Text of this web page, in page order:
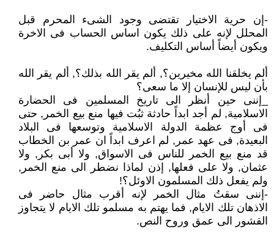
-إن حرية الاختيار تقتضى وجود الشىء المحرم قبل
المحلل لإنه على ذلك يكون اساس الحساب فى الاخرة
ويكون أيضاً أساس التكليف.
ألم يخلقنا الله مخيرين؟, ألم يقر الله بذلك؟, ألم يقر الله
بأن ليس للإنسان إلا ما سعى؟
_إننى حين أنظر الى تاريخ المسلمين فى الحضارة
الاسلامية, لم أجد ابداً حادثة ثبُت فيها منع بيع الخمر, حتى
فى أوج عظمة الدولة الاسلامية وتوسعها فى البلاد
البعيدة, فى عهد عمر, لم اعرف ابداً ان عمر بن الخطاب
قد منع بيع الخمر للناس فى الاسواق, ولا أبى بكر, ولا
عثمان, ولا على فعلها, إذن لماذا نضطر الى منع الخمر,
ولم يفعل ذلك المسلمون الاوئل؟!
-إننى سقتُ مثال الخمر لإنه أقرب مثال حاضر فى
الاذهان تلك الايام, فما يهتم به مسلمو تلك الايام لا يتجاوز
القشور الى عمق وروح النص.